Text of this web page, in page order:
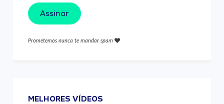
Assinar
Prometemos nunca te mandar spam
MELHORES VÍDEOS